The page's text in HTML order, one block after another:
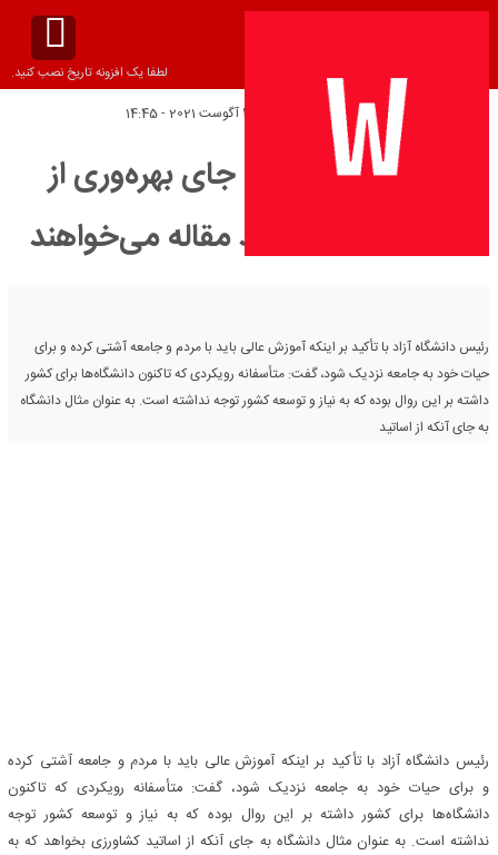
لطفا یک افزونه تاریخ نصب کنید.
تاریخ انتشار:
گاه دانشگاه‌ها به جای بهره‌وری از
ظرفیت، فقط تولید مقاله می‌خواهند
رئیس دانشگاه آزاد با تأکید بر اینکه آموزش عالی باید با مردم و جامعه آشتی کرده و برای
حیات خود به جامعه نزدیک شود،‌ گفت: متأسفانه رویکردی که تاکنون دانشگاه‌ها برای کشور
داشته بر این روال بوده که به نیاز و توسعه کشور توجه نداشته است. به عنوان مثال دانشگاه
به جای آنکه از اساتید
رئیس دانشگاه آزاد با تأکید بر اینکه آموزش عالی باید با مردم و جامعه آشتی کرده
و برای حیات خود به جامعه نزدیک شود،‌ گفت: متأسفانه رویکردی که تاکنون
دانشگاه‌ها برای کشور داشته بر این روال بوده که به نیاز و توسعه کشور توجه
نداشته است. به عنوان مثال دانشگاه به جای آنکه از اساتید کشاورزی بخواهد که به